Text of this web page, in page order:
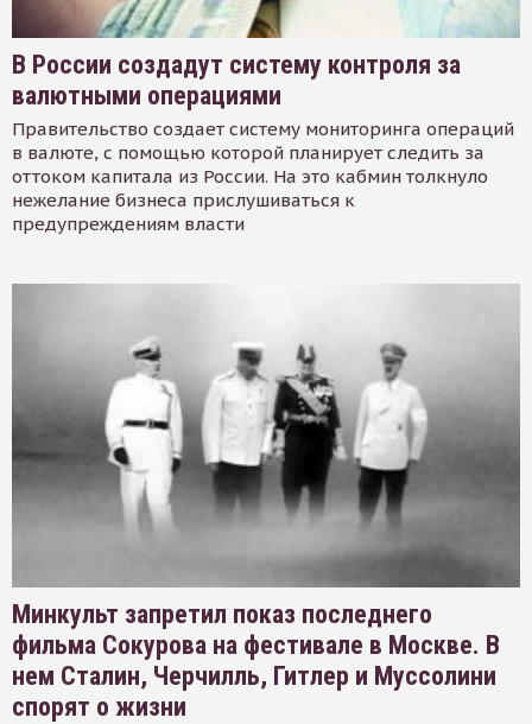
В России создадут систему контроля за
валютными операциями
Правительство создает систему мониторинга операций
в валюте, с помощью которой планирует следить за
оттоком капитала из России. На это кабмин толкнуло
нежелание бизнеса прислушиваться к
предупреждениям власти
Минкульт запретил показ последнего
фильма Сокурова на фестивале в Москве. В
нем Сталин, Черчилль, Гитлер и Муссолини
спорят о жизни